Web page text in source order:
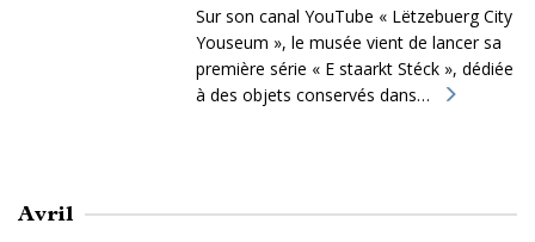
Sur son canal YouTube « Lëtzebuerg City
Youseum », le musée vient de lancer sa
première série « E staarkt Stéck », dédiée
à des objets conservés dans…
Avril